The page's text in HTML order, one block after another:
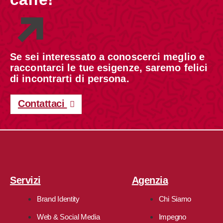
Se sei interessato a conoscerci meglio e
raccontarci le tue esigenze, saremo felici
di incontrarti di persona.
Contattaci
Servizi
Brand Identity
Web & Social Media
Agenzia
Chi Siamo
Impegno